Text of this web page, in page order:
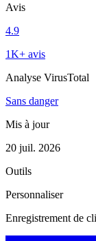
Avis
4.9
1K+ avis
Analyse VirusTotal
Sans danger
Mis à jour
20 juil. 2026
Outils
Personnaliser
Enregistrement de